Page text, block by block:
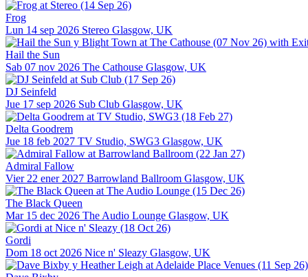
Frog
Lun 14 sep 2026 Stereo Glasgow, UK
Hail the Sun
Sab 07 nov 2026 The Cathouse Glasgow, UK
DJ Seinfeld
Jue 17 sep 2026 Sub Club Glasgow, UK
Delta Goodrem
Jue 18 feb 2027 TV Studio, SWG3 Glasgow, UK
Admiral Fallow
Vier 22 ener 2027 Barrowland Ballroom Glasgow, UK
The Black Queen
Mar 15 dec 2026 The Audio Lounge Glasgow, UK
Gordi
Dom 18 oct 2026 Nice n' Sleazy Glasgow, UK